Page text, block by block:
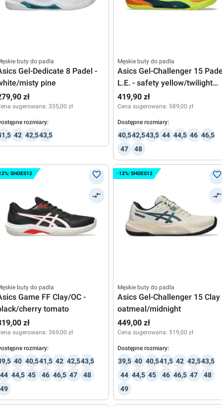
buty do padla
Gel-Dedicate 8 Padel -
misty pine
zł
sugerowana: 335,00 zł
rozmiary:
42 42,543,5
Męskie buty do padla
Asics Gel-Challenger 15
L.E. - safety yellow/twilight
blue
419,90 zł
Cena sugerowana: 589,00 zł
Dostępne rozmiary:
40,542,543,5 44 44,5 46 46,5
47
48
SHOES12
buty do padla
Game FF Clay/OC -
cherry tomato
zł
sugerowana: 369,00 zł
rozmiary:
40 40,541,5 42 42,543,5
44 44,5 45 46 46,5 47
48
49
-12%: SHOES12
Męskie buty do padla
Asics Gel-Challenger 15 Clay
oatmeal/midnight
449,00 zł
Cena sugerowana: 519,00 zł
Dostępne rozmiary:
39,5 40 40,541,5 42 42,543,5
44 44,5 45 46 46,5 47
48
49